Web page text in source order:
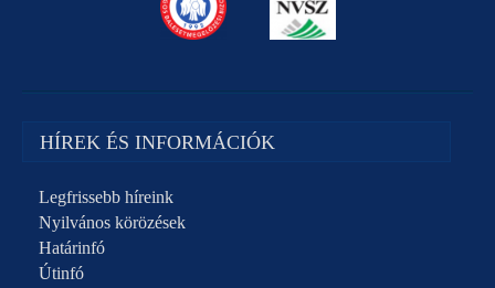
HÍREK ÉS INFORMÁCIÓK
Legfrissebb híreink
Nyilvános körözések
Határinfó
Útinfó